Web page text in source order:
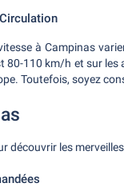
à Campinas
80-110 km/h et sur
Toutefois, soyez
découvrir les